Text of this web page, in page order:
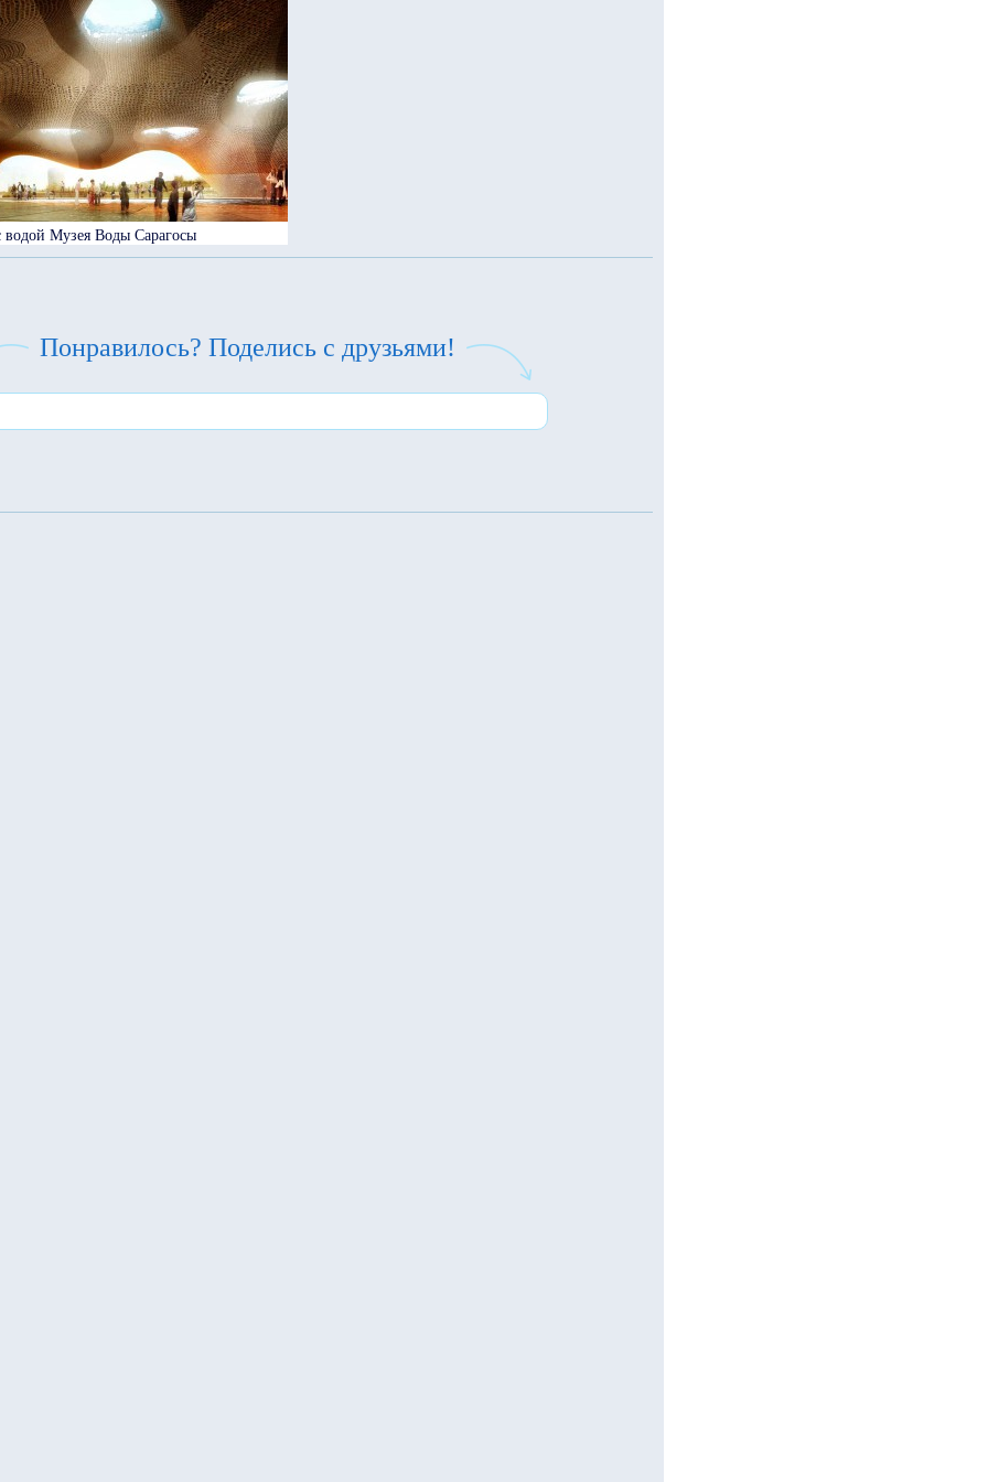
водой Музея Воды Сарагосы
Понравилось? Поделись с друзьями!